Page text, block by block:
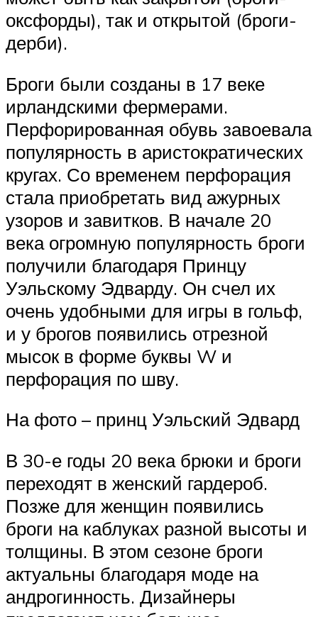
оксфорды), так и открытой (броги-
дерби).
Броги были созданы в 17 веке
ирландскими фермерами.
Перфорированная обувь завоевала
популярность в аристократических
кругах. Со временем перфорация
стала приобретать вид ажурных
узоров и завитков. В начале 20
века огромную популярность броги
получили благодаря Принцу
Уэльскому Эдварду. Он счел их
очень удобными для игры в гольф,
и у брогов появились отрезной
мысок в форме буквы W и
перфорация по шву.
На фото – принц Уэльский Эдвард
В 30-е годы 20 века брюки и броги
переходят в женский гардероб.
Позже для женщин появились
броги на каблуках разной высоты и
толщины. В этом сезоне броги
актуальны благодаря моде на
андрогинность. Дизайнеры